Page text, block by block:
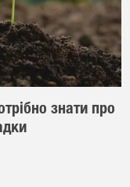
знати про